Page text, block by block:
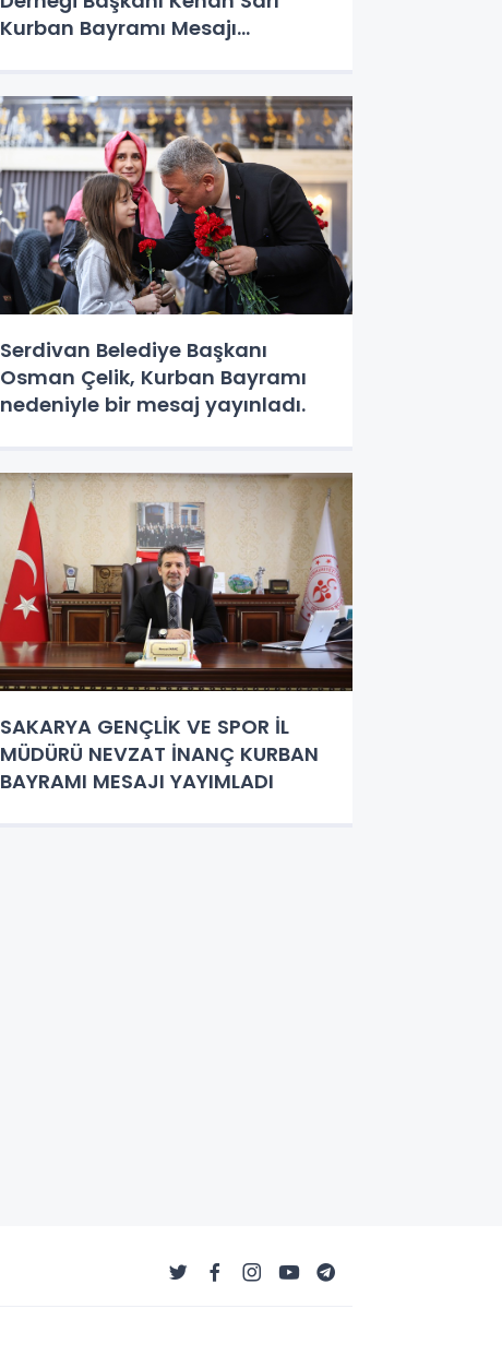
Kurban Bayramı Mesajı
Serdivan Belediye Başkanı
Osman Çelik, Kurban Bayramı
nedeniyle bir mesaj yayınladı.
SAKARYA GENÇLİK VE SPOR İL
MÜDÜRÜ NEVZAT İNANÇ KURBAN
BAYRAMI MESAJI YAYIMLADI